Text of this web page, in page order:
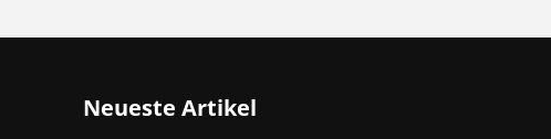
Neueste Artikel